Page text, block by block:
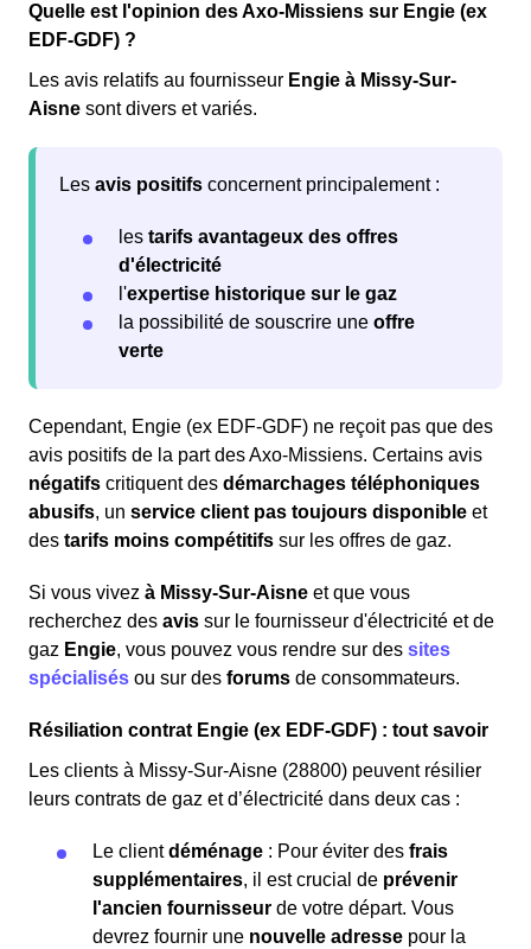
Quelle est l'opinion des Axo-Missiens sur Engie (ex
EDF-GDF) ?
Les avis relatifs au fournisseur Engie à Missy-Sur-
Aisne sont divers et variés.
Les avis positifs concernent principalement :
les tarifs avantageux des offres
d'électricité
l'expertise historique sur le gaz
la possibilité de souscrire une offre
verte
Cependant, Engie (ex EDF-GDF) ne reçoit pas que des
avis positifs de la part des Axo-Missiens. Certains avis
négatifs critiquent des démarchages téléphoniques
abusifs, un service client pas toujours disponible et
des tarifs moins compétitifs sur les offres de gaz.
Si vous vivez à Missy-Sur-Aisne et que vous
recherchez des avis sur le fournisseur d'électricité et de
gaz Engie, vous pouvez vous rendre sur des sites
spécialisés ou sur des forums de consommateurs.
Résiliation contrat Engie (ex EDF-GDF) : tout savoir
Les clients à Missy-Sur-Aisne (28800) peuvent résilier
leurs contrats de gaz et d’électricité dans deux cas :
Le clientdéménage : Pour éviter des frais
supplémentaires, il est crucial de prévenir
l'ancien fournisseur de votre départ. Vous
devrez fournir une nouvelle adresse pour la